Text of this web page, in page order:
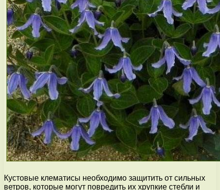
Кустовые клематисы необходимо защитить от сильных
ветров, которые могут повредить их хрупкие стебли и